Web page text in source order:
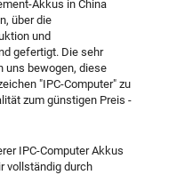
Akkus in China
über die
und
gefertigt. Die sehr
uns bewogen, diese
"IPC-Computer" zu
zum günstigen Preis -
IPC-Computer Akkus
vollständig durch